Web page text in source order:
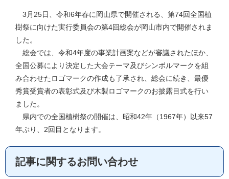
3月25日、令和6年春に岡山県で開催される、第74回全国植
樹祭に向けた実行委員会の第4回総会が岡山市内で開催されま
した。
総会では、令和4年度の事業計画案などが審議されたほか、
全国公募により決定した大会テーマ及びシンボルマークを組
み合わせたロゴマークの作成も了承され、総会に続き、最優
秀賞受賞者の表彰式及び木製ロゴマークのお披露目式を行い
ました。
県内での全国植樹祭の開催は、昭和42年（1967年）以来57
年ぶり、2回目となります。
記事に関するお問い合わせ